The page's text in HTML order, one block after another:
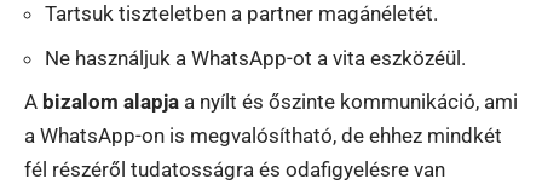
Tartsuk tiszteletben a partner magánéletét.
Ne használjuk a WhatsApp-ot a vita eszközéül.
A bizalom alapja a nyílt és őszinte kommunikáció, ami
a WhatsApp-on is megvalósítható, de ehhez mindkét
fél részéről tudatosságra és odafigyelésre van